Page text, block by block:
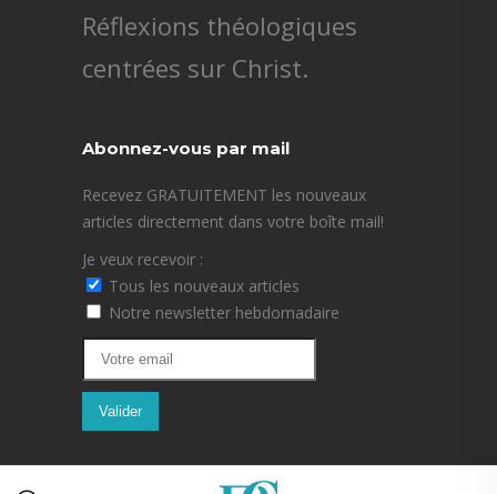
Réflexions théologiques
centrées sur Christ.
Abonnez-vous par mail
Recevez GRATUITEMENT les nouveaux
articles directement dans votre boîte mail!
Je veux recevoir :
Tous les nouveaux articles
Notre newsletter hebdomadaire